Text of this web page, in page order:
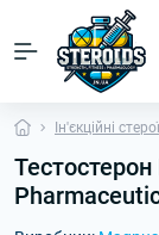
Ін'єкційні